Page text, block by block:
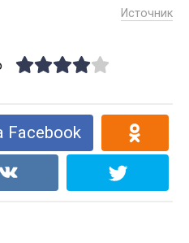
Источник
Facebook